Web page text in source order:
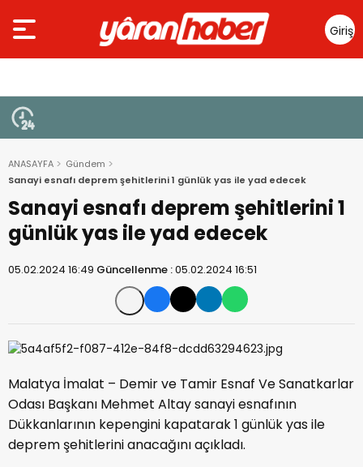
Giriş
Yap
ANASAYFA
Gündem
Sanayi esnafı deprem şehitlerini 1 günlük yas ile yad edecek
Sanayi esnafı deprem şehitlerini 1
günlük yas ile yad edecek
05.02.2024 16:49 Güncellenme :05.02.2024 16:51
Malatya İmalat – Demir ve Tamir Esnaf Ve Sanatkarlar
Odası Başkanı Mehmet Altay sanayi esnafının
Dükkanlarının kepengini kapatarak 1 günlük yas ile
deprem şehitlerini anacağını açıkladı.